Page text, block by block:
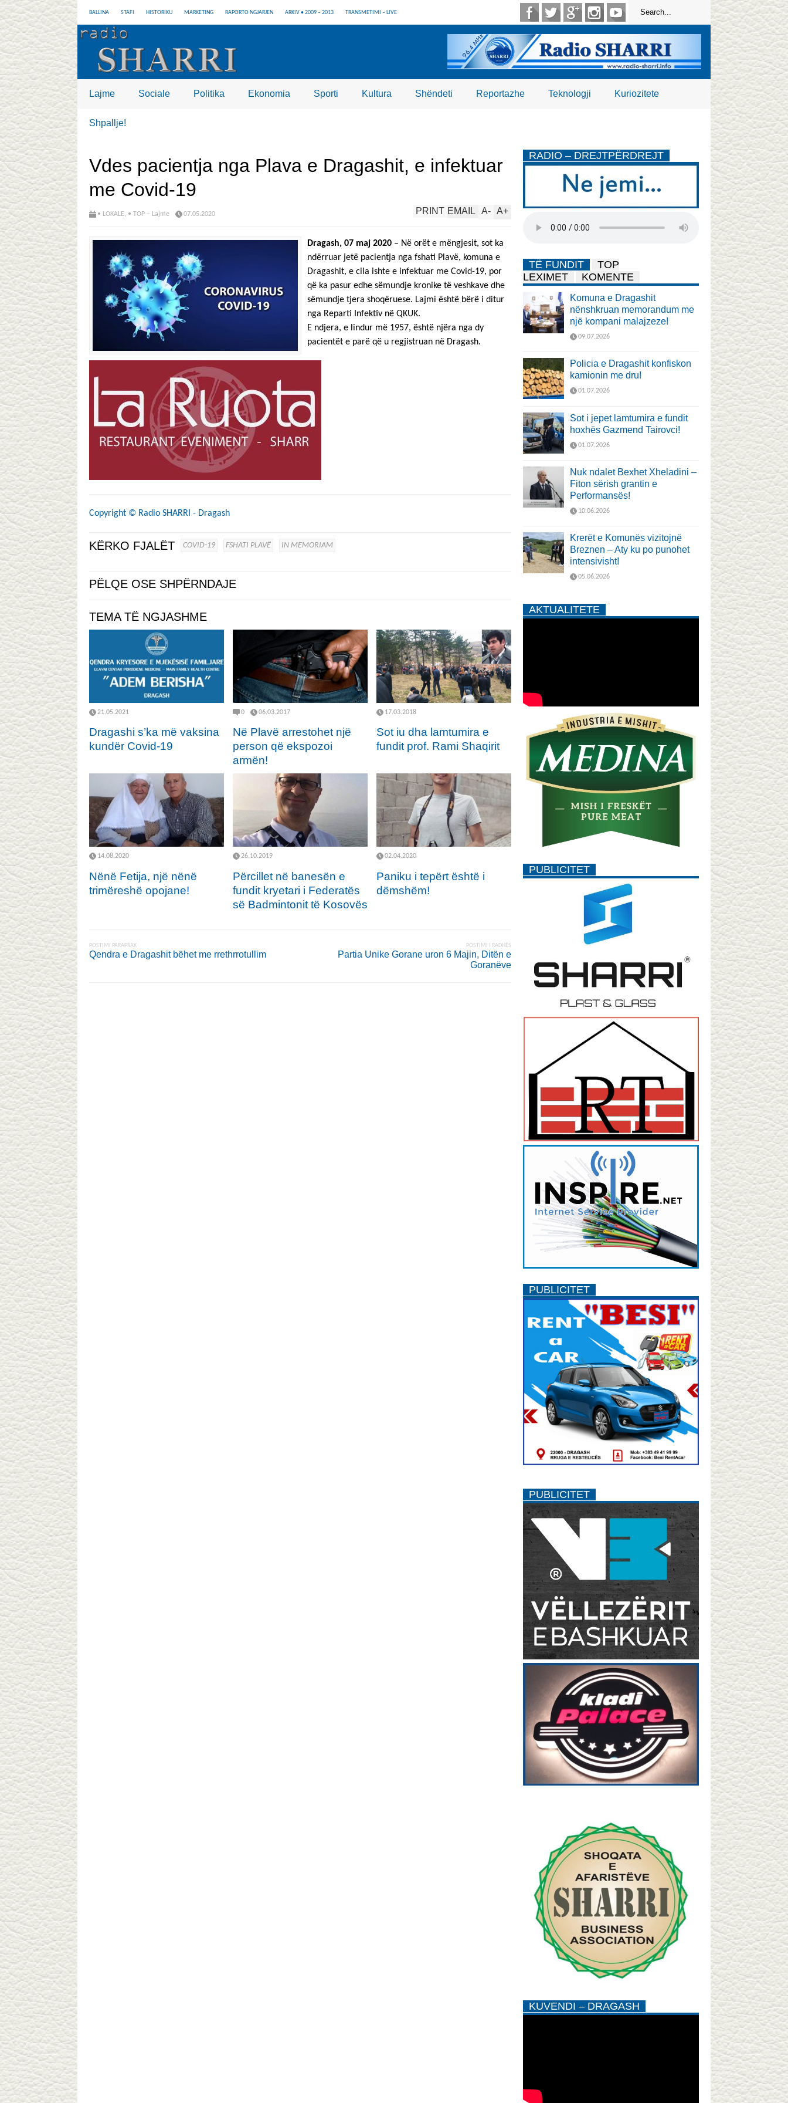
BALLINA STAFI HISTORIKU MARKETING RAPORTO NGJARJEN ARKIV • 2009 – 2013 TRANSMETIMI – LIVE
Lajme Sociale Politika Ekonomia Sporti Kultura Shëndeti Reportazhe Teknologji Kuriozitete
Shpallje!
Vdes pacientja nga Plava e Dragashit, e infektuar
me Covid-19
• LOKALE, • TOP – Lajme 07.05.2020 A+
A-
EMAIL
PRINT
Dragash, 07 maj 2020 – Në orët e mëngjesit, sot ka
ndërruar jetë pacientja nga fshati Plavë, komuna e
Dragashit, e cila ishte e infektuar me Covid-19, por
që ka pasur edhe sëmundje kronike të veshkave dhe
sëmundje tjera shoqëruese. Lajmi është bërë i ditur
nga Reparti Infektiv në QKUK.
E ndjera, e lindur më 1957, është njëra nga dy
pacientët e parë që u regjistruan në Dragash.
Copyright © Radio SHARRI - Dragash
KËRKO FJALËT COVID-19 FSHATI PLAVË IN MEMORIAM
PËLQE OSE SHPËRNDAJE
TEMA TË NGJASHME
21.05.2021
Dragashi s’ka më vaksina
kundër Covid-19
0 06.03.2017
Në Plavë arrestohet një
person që ekspozoi
armën!
17.03.2018
Sot iu dha lamtumira e
fundit prof. Rami Shaqirit
14.08.2020
Nënë Fetija, një nënë
trimëreshë opojane!
26.10.2019
Përcillet në banesën e
fundit kryetari i Federatës
së Badmintonit të Kosovës
02.04.2020
Paniku i tepërt është i
dëmshëm!
POSTIMI PARAPRAK
Qendra e Dragashit bëhet me rrethrrotullim
POSTIMI I RADHËS
Partia Unike Gorane uron 6 Majin, Ditën e
Goranëve
RADIO – DREJTPËRDREJT
TË FUNDIT
TOP
LEXIMET
KOMENTE
Komuna e Dragashit
nënshkruan memorandum me
një kompani malajzeze!
09.07.2026
Policia e Dragashit konfiskon
kamionin me dru!
01.07.2026
Sot i jepet lamtumira e fundit
hoxhës Gazmend Tairovci!
01.07.2026
Nuk ndalet Bexhet Xheladini –
Fiton sërish grantin e
Performansës!
10.06.2026
Krerët e Komunës vizitojnë
Breznen – Aty ku po punohet
intensivisht!
05.06.2026
AKTUALITETE
PUBLICITET
PUBLICITET
PUBLICITET
KUVENDI – DRAGASH